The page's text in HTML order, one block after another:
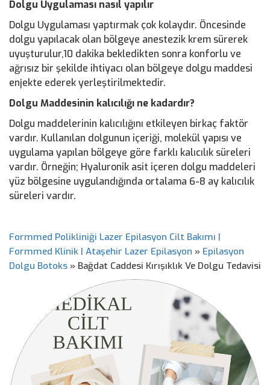
Dolgu Uygulaması nasıl yapılır
Dolgu Uygulaması yaptırmak çok kolaydır. Öncesinde
dolgu yapılacak olan bölgeye anestezik krem sürerek
uyuşturulur,10 dakika bekledikten sonra konforlu ve
ağrısız bir şekilde ihtiyacı olan bölgeye dolgu maddesi
enjekte ederek yerleştirilmektedir.
Dolgu Maddesinin kalıcılığı ne kadardır?
Dolgu maddelerinin kalıcılığını etkileyen birkaç faktör
vardır. Kullanılan dolgunun içeriği, molekül yapısı ve
uygulama yapılan bölgeye göre farklı kalıcılık süreleri
vardır. Örneğin; Hyaluronik asit içeren dolgu maddeleri
yüz bölgesine uygulandığında ortalama 6-8 ay kalıcılık
süreleri vardır.
Formmed Polikliniği Lazer Epilasyon Cilt Bakımı |
Formmed Klinik | Ataşehir Lazer Epilasyon » Epilasyon
Dolgu Botoks » Bağdat Caddesi Kırışıklık Ve Dolgu Tedavisi